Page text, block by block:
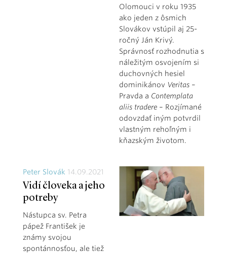
Olomouci v roku 1935
ako jeden z ôsmich
Slovákov vstúpil aj 25-
ročný Ján Krivý.
Správnosť rozhodnutia s
náležitým osvojením si
duchovných hesiel
dominikánov Veritas–
Pravda a Contemplata
aliis tradere– Rozjímané
odovzdať iným potvrdil
vlastným rehoľným i
kňazským životom.
Peter Slovák 14.09.2021
Vidí človeka a jeho
potreby
Nástupca sv. Petra
pápež František je
známy svojou
spontánnosťou, ale tiež